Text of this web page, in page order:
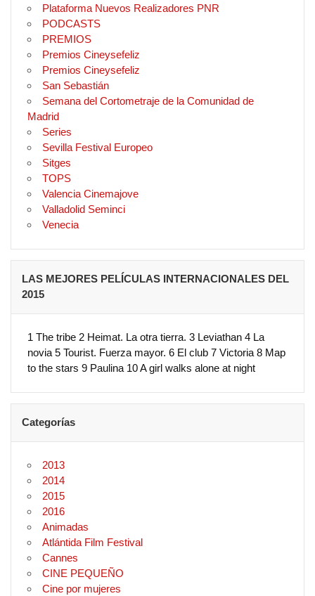
Plataforma Nuevos Realizadores PNR
PODCASTS
PREMIOS
Premios Cineysefeliz
Premios Cineysefeliz
San Sebastián
Semana del Cortometraje de la Comunidad de
Madrid
Series
Sevilla Festival Europeo
Sitges
TOPS
Valencia Cinemajove
Valladolid Seminci
Venecia
LAS MEJORES PELÍCULAS INTERNACIONALES DEL
2015
1 The tribe 2 Heimat. La otra tierra. 3 Leviathan 4 La
novia 5 Tourist. Fuerza mayor. 6 El club 7 Victoria 8 Map
to the stars 9 Paulina 10 A girl walks alone at night
Categorías
2013
2014
2015
2016
Animadas
Atlántida Film Festival
Cannes
CINE PEQUEÑO
Cine por mujeres